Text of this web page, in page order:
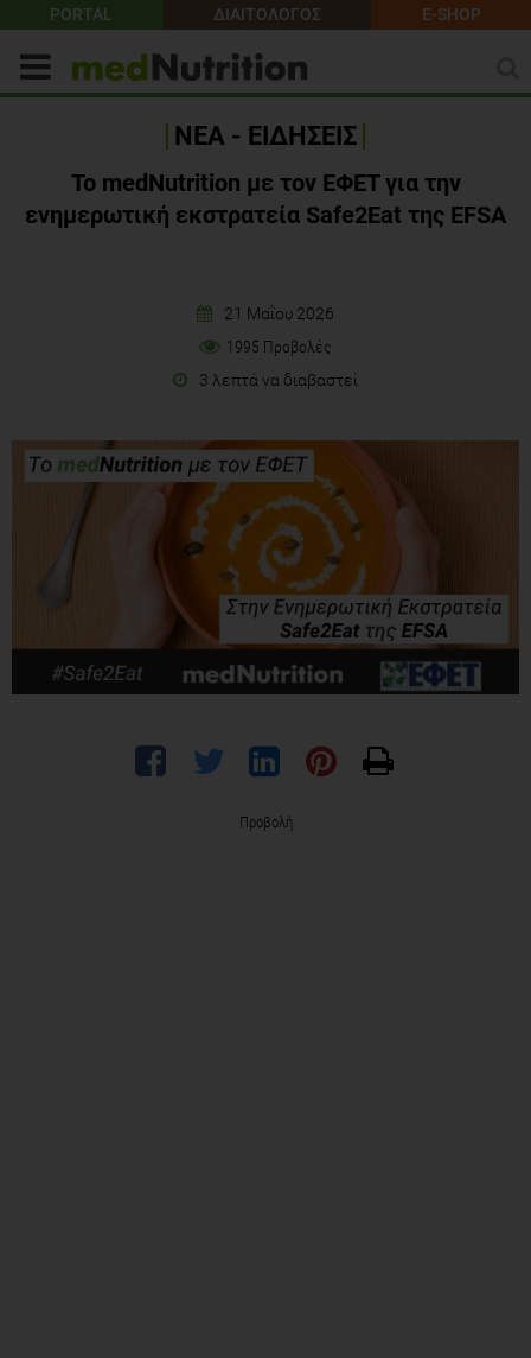
PORTAL ΔΙΑΙΤΟΛΟΓΟΣ E-SHOP
ΝΕΑ - ΕΙΔΗΣΕΙΣ
Το medNutrition με τον ΕΦΕΤ για την
ενημερωτική εκστρατεία Safe2Eat της EFSA
21 Μαΐου 2026
1995 Προβολές
3 λεπτά να διαβαστεί
Προβολή